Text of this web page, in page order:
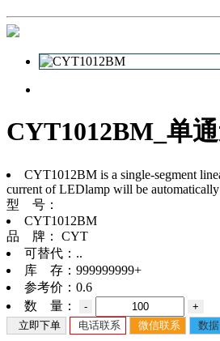
CYT1012BM_单
CYT1012BM is a single-segment
current of LEDlamp will be
型 号：
CYT1012BM
品 牌：
CYT
可替代： ..
库 存： 999999999+
参考价： 0.6
数 量：
-
+
立即下单
电话联系 微信联系 数